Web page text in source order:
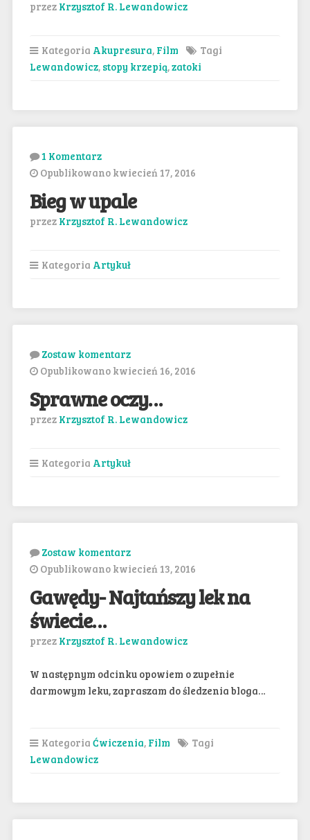
przez Krzysztof R. Lewandowicz
Kategoria Akupresura, Film
Tagi
Lewandowicz, stopy krzepią,zatoki
1 Komentarz
Opublikowano kwiecień 17, 2016
Bieg w upale
przez Krzysztof R. Lewandowicz
Kategoria Artykuł
Zostaw komentarz
Opublikowano kwiecień 16, 2016
Sprawne oczy…
przez Krzysztof R. Lewandowicz
Kategoria Artykuł
Zostaw komentarz
Opublikowano kwiecień 13, 2016
Gawędy- Najtańszy lek na
świecie…
przez Krzysztof R. Lewandowicz
W następnym odcinku opowiem o zupełnie
darmowym leku, zapraszam do śledzenia bloga…
Kategoria Ćwiczenia, Film
Tagi
Lewandowicz